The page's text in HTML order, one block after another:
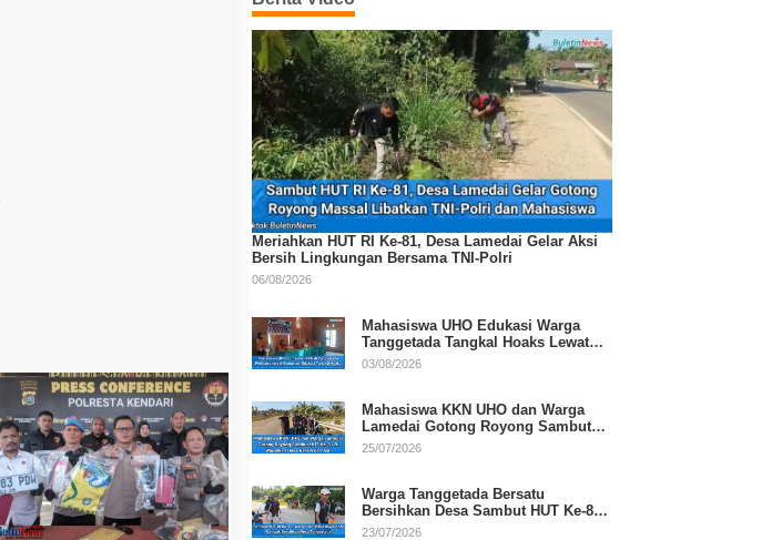
Meriahkan HUT RI Ke-81, Desa Lamedai Gelar Aksi
Bersih Lingkungan Bersama TNI-Polri
06/08/2026
Mahasiswa UHO Edukasi Warga
Tanggetada Tangkal Hoaks Lewat
Program Literasi
03/08/2026
Mahasiswa KKN UHO dan Warga
Lamedai Gotong Royong Sambut
HUT Ke-81 RI
25/07/2026
Warga Tanggetada Bersatu
Bersihkan Desa Sambut HUT Ke-81
RI
23/07/2026